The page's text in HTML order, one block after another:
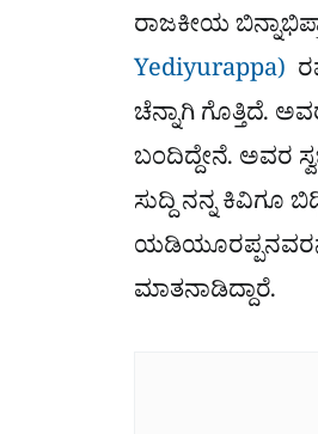
ರಾಜಕೀಯ
Yediyurappa)
ಚೆನ್ನಾಗಿ ಗೊತ್ತಿದೆ.
ಬಂದಿದ್ದೇನೆ. ಅವರ
ಸುದ್ದಿ ನನ್ನ ಕಿವಿಗೂ
ಮಾತನಾಡಿದ್ದಾರೆ.